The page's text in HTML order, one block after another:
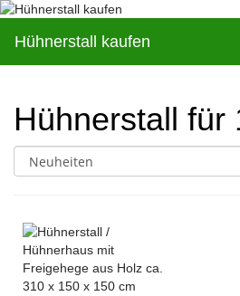
Skip
main
content
Hühnerstall kaufen
Hühnerstall für